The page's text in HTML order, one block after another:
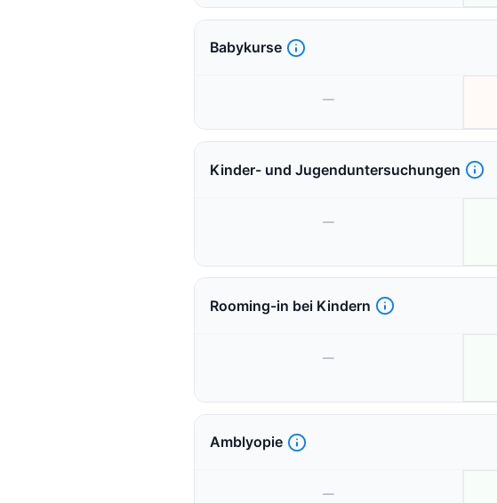
Babykurse
—
Kinder- und Jugenduntersuchungen
—
Rooming-in bei Kindern
—
Amblyopie
—